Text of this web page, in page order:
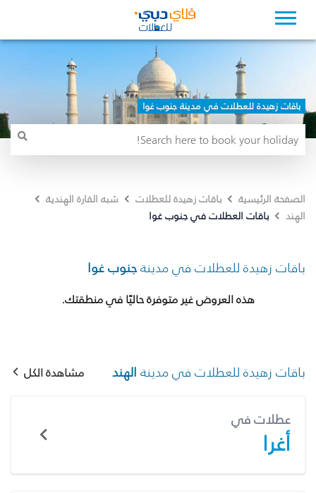
باقات زهيدة للعطلات في مدينة جنوب غوا
الصفحة الرئيسية باقات زهيدة للعطلات
شبه القارة الهندية
الهند
باقات العطلات في جنوب غوا
باقات زهيدة للعطلات في مدينةجنوب غوا
هذه العروض غير متوفرة حاليًا في منطقتك.
باقات زهيدة للعطلات في مدينة الهند مشاهدة الكل
عطلات في
أغرا